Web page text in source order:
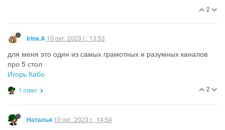
2
Irina.A 10 окт. 2023 г., 13:53
для меня это один из самых грамотных и разумных каналов
про 5 стол
Игорь Кабо
2
1 ответ
Наталья 10 окт. 2023 г., 14:54